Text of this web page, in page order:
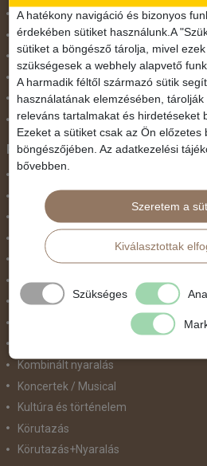
November 1.
Október 23.
Pünkösdi utazás
Szilveszter
Tavaszi szünet
Valentin nap
Programtípus
Belépőjegy
Egyéni út
Egzotikus út
Fesztiválok
Golfút
Gyalogtúra
Kombinált nyaralás
Koncertek / Musical
Kultúra és történelem
Körutazás
Körutazás+Nyaralás
A hatékony navigáció és bizonyos
érdekében sütiket használunk.A
sütiket a böngésző tárolja, mivel
szükségesek a webhely alapvető
A harmadik féltől származó sütik
használatának elemzésében,
releváns tartalmakat és hirdetéseket
Ezeket a sütiket csak az Ön előzetes
böngészőjében. Az adatkezelési
bővebben.
Szeretem a
Kiválasztottak
Szükséges